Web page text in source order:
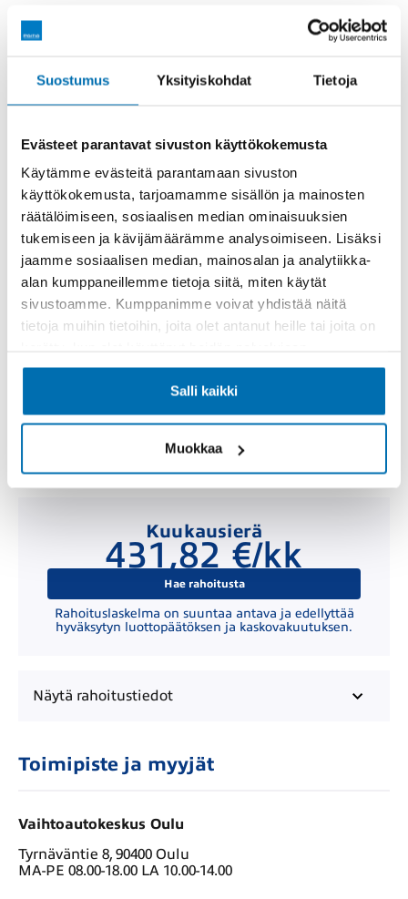
Suostumus Yksityiskohdat Tietoja
Evästeet parantavat sivuston käyttökokemusta
Käytämme evästeitä parantamaan sivuston
käyttökokemusta, tarjoamamme sisällön ja mainosten
räätälöimiseen, sosiaalisen median ominaisuuksien
tukemiseen ja kävijämäärämme analysoimiseen. Lisäksi
jaamme sosiaalisen median, mainosalan ja analytiikka-
alan kumppaneillemme tietoja siitä, miten käytät
sivustoamme. Kumppanimme voivat yhdistää näitä
tietoja muihin tietoihin, joita olet antanut heille tai joita on
Salli kaikki
Muokkaa
Räätälöi itsellesi sopiva rahoitus
Rahoitusaika (kk)
Käsiraha tai vaihtoauto (€)
Suurempi viimeinen erä (€)
Kuukausierä
431,82 €/kk
Hae rahoitusta
Rahoituslaskelma on suuntaa antava ja edellyttää
hyväksytyn luottopäätöksen ja kaskovakuutuksen.
Näytä rahoitustiedot
Toimipiste ja myyjät
Vaihtoautokeskus Oulu
Tyrnäväntie 8, 90400 Oulu
MA-PE 08.00-18.00 LA 10.00-14.00